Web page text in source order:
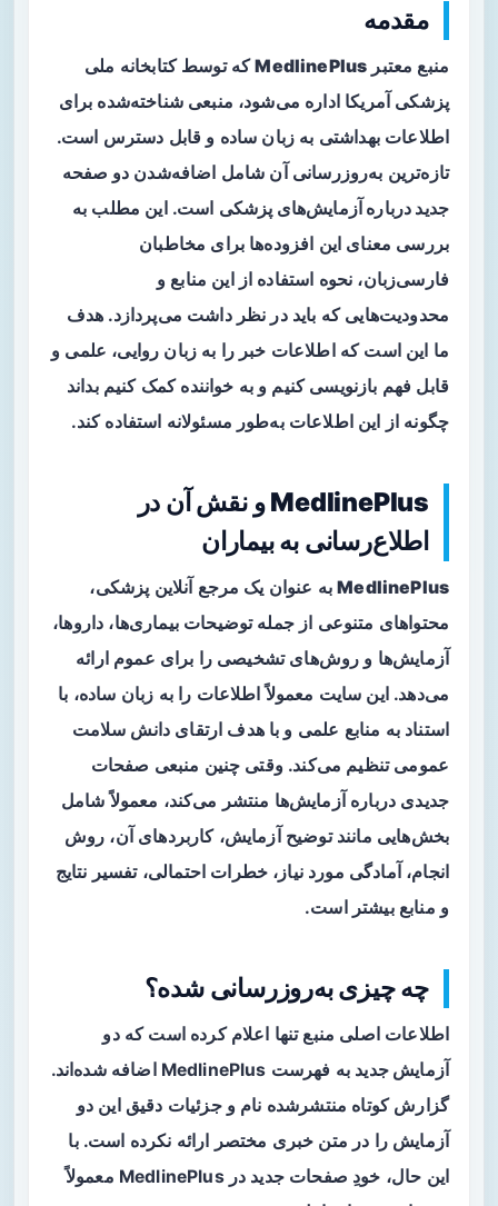
مقدمه
منبع معتبر MedlinePlusکه توسط کتابخانه ملی
پزشکی آمریکا اداره می‌شود، منبعی شناخته‌شده برای
اطلاعات بهداشتی به زبان ساده و قابل دسترس است.
تازه‌ترین به‌روزرسانی آن شامل اضافه‌شدن دو صفحه
جدید درباره آزمایش‌های پزشکی است. این مطلب به
بررسی معنای این افزوده‌ها برای مخاطبان
فارسی‌زبان، نحوه استفاده از این منابع و
محدودیت‌هایی که باید در نظر داشت می‌پردازد. هدف
ما این است که اطلاعات خبر را به زبان روایی، علمی و
قابل فهم بازنویسی کنیم و به خواننده کمک کنیم بداند
چگونه از این اطلاعات به‌طور مسئولانه استفاده کند.
MedlinePlus و نقش آن در
اطلاع‌رسانی به بیماران
MedlinePlusبه عنوان یک مرجع آنلاین پزشکی،
محتواهای متنوعی از جمله توضیحات بیماری‌ها، داروها،
آزمایش‌ها و روش‌های تشخیصی را برای عموم ارائه
می‌دهد. این سایت معمولاً اطلاعات را به زبان ساده، با
استناد به منابع علمی و با هدف ارتقای دانش سلامت
عمومی تنظیم می‌کند. وقتی چنین منبعی صفحات
جدیدی درباره آزمایش‌ها منتشر می‌کند، معمولاً شامل
بخش‌هایی مانند توضیح آزمایش، کاربردهای آن، روش
انجام، آمادگی مورد نیاز، خطرات احتمالی، تفسیر نتایج
و منابع بیشتر است.
چه چیزی به‌روزرسانی شده؟
اطلاعات اصلی منبع تنها اعلام کرده است کهدو
آزمایش جدید
به فهرست MedlinePlus اضافه شده‌اند.
گزارش کوتاه منتشرشده نام و جزئیات دقیق این دو
آزمایش را در متن خبری مختصر ارائه نکرده است. با
این حال، خودِ صفحات جدید در MedlinePlus معمولاً